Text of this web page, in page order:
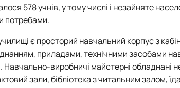
578 учнів, у тому числі і незайняте
потребами.
є просторий навчальний корпус з
приладами, технічними засобами
виробничі майстерні обладнані
зали, бібліотека з читальним залом,